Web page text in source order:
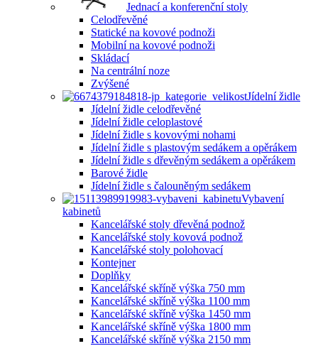
Jednací a konferenční stoly
Celodřevěné
Statické na kovové podnoži
Mobilní na kovové podnoži
Skládací
Na centrální noze
Zvýšené
Jídelní židle
Jídelní židle celodřevěné
Jídelní židle celoplastové
Jídelní židle s kovovými nohami
Jídelní židle s plastovým sedákem a opěrákem
Jídelní židle s dřevěným sedákem a opěrákem
Barové židle
Jídelní židle s čalouněným sedákem
Vybavení
kabinetů
Kancelářské stoly dřevěná podnož
Kancelářské stoly kovová podnož
Kancelářské stoly polohovací
Kontejner
Doplňky
Kancelářské skříně výška 750 mm
Kancelářské skříně výška 1100 mm
Kancelářské skříně výška 1450 mm
Kancelářské skříně výška 1800 mm
Kancelářské skříně výška 2150 mm